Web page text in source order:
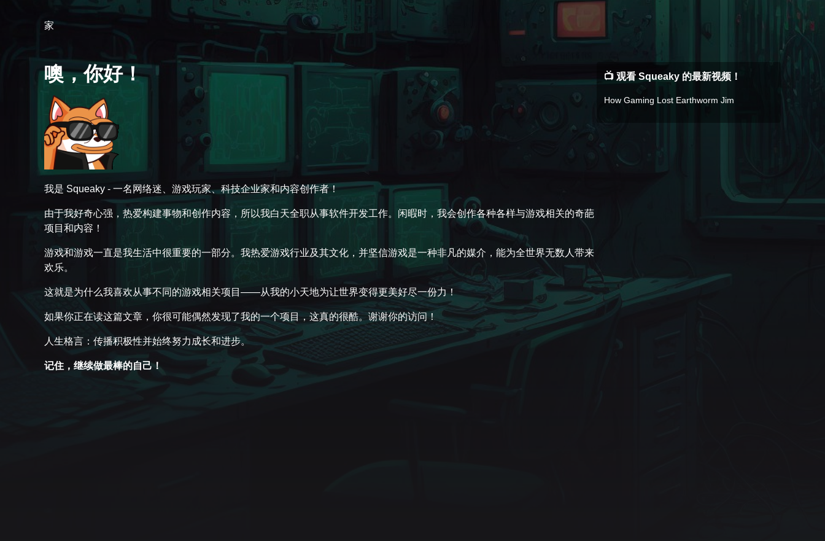
家
噢，你好！
我是 Squeaky - 一名网络迷、游戏玩家、科技企业家和内容创作者！
由于我好奇心强，热爱构建事物和创作内容，所以我白天全职从事软件开发工作。闲暇时，我会创作各种各样与游戏相关的奇葩
项目和内容！
游戏和游戏一直是我生活中很重要的一部分。我热爱游戏行业及其文化，并坚信游戏是一种非凡的媒介，能为全世界无数人带来
欢乐。
这就是为什么我喜欢从事不同的游戏相关项目——从我的小天地为让世界变得更美好尽一份力！
如果你正在读这篇文章，你很可能偶然发现了我的一个项目，这真的很酷。谢谢你的访问！
人生格言：传播积极性并始终努力成长和进步。
记住，继续做最棒的自己！
📺 观看 Squeaky 的最新视频！
How Gaming Lost Earthworm Jim